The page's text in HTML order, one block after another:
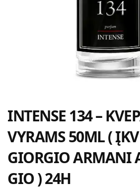
INTENSE 134 –
VYRAMS 50ML (
GIORGIO ARMANI
GIO ) 24H